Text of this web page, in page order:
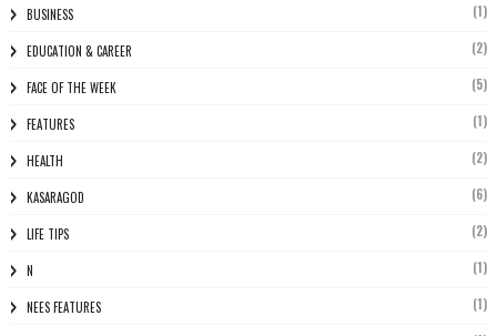
BUSINESS (1)
EDUCATION & CAREER (2)
FACE OF THE WEEK (5)
FEATURES (1)
HEALTH (2)
KASARAGOD (6)
LIFE TIPS (2)
N (1)
NEES FEATURES (1)